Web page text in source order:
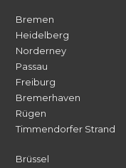
Bremen
Heidelberg
Norderney
Passau
Freiburg
Bremerhaven
Rügen
Timmendorfer Strand
Brüssel